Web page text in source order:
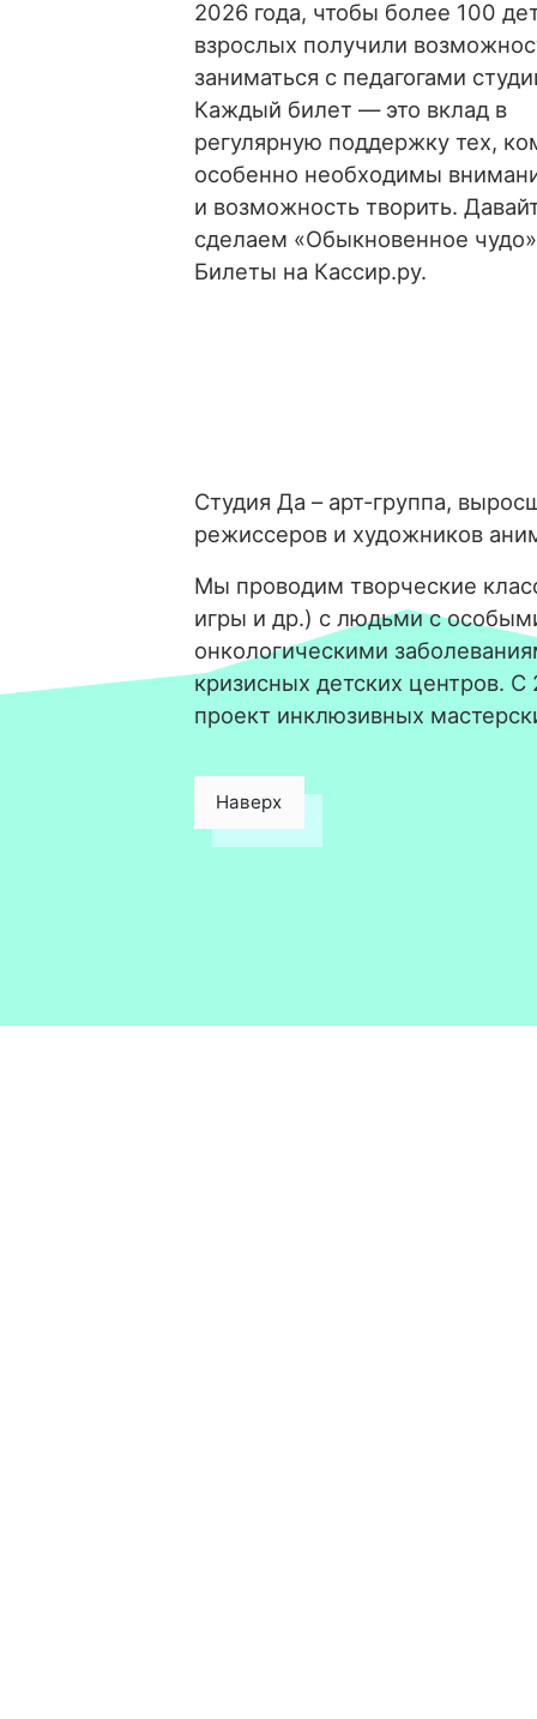
2026 года, чтобы более 100
взрослых получили
заниматься с педагогами
Каждый билет — это вклад в
регулярную поддержку тех,
особенно необходимы
и возможность творить.
сделаем «Обыкновенное
Билеты на Кассир.ру.
Студия Да – арт-группа,
режиссеров и художников
Мы проводим творческие
игры и др.) с людьми с
онкологическими
кризисных детских центров.
проект инклюзивных
Наверх